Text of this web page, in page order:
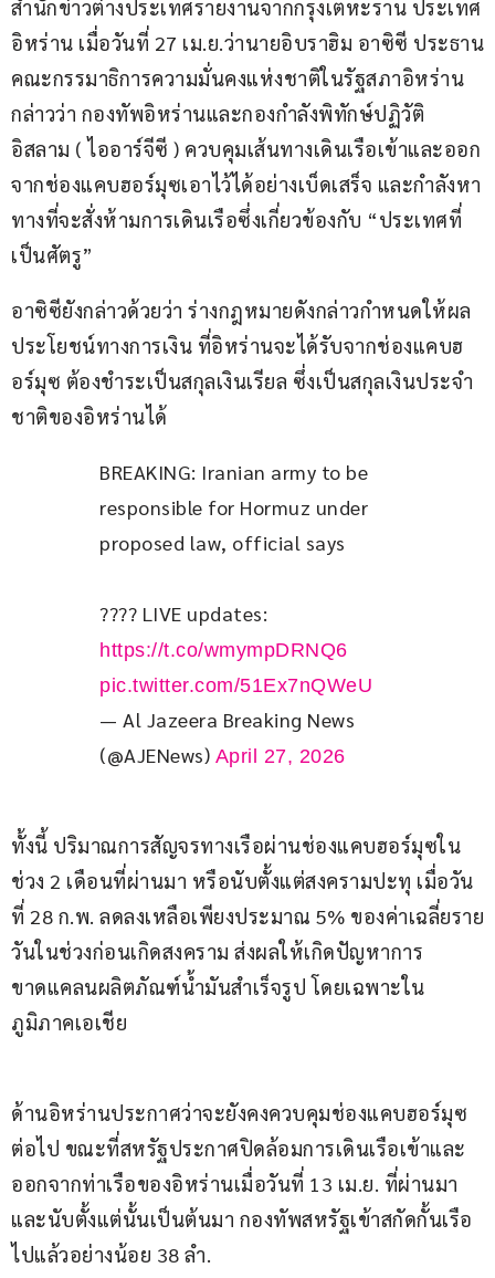
สำนักข่าวต่างประเทศรายงานจากกรุงเตหะราน ประเทศ
อิหร่าน เมื่อวันที่ 27 เม.ย.ว่านายอิบราฮิม อาซิซี ประธาน
คณะกรรมาธิการความมั่นคงแห่งชาติในรัฐสภาอิหร่าน
กล่าวว่า กองทัพอิหร่านและกองกำลังพิทักษ์ปฏิวัติ
อิสลาม ( ไออาร์จีซี ) ควบคุมเส้นทางเดินเรือเข้าและออก
จากช่องแคบฮอร์มุซเอาไว้ได้อย่างเบ็ดเสร็จ และกำลังหา
ทางที่จะสั่งห้ามการเดินเรือซึ่งเกี่ยวข้องกับ “ประเทศที่
เป็นศัตรู”
อาซิซียังกล่าวด้วยว่า ร่างกฎหมายดังกล่าวกำหนดให้ผล
ประโยชน์ทางการเงิน ที่อิหร่านจะได้รับจากช่องแคบฮ
อร์มุซ ต้องชำระเป็นสกุลเงินเรียล ซึ่งเป็นสกุลเงินประจำ
ชาติของอิหร่านได้
BREAKING: Iranian army to be
responsible for Hormuz under
proposed law, official says
???? LIVE updates:
https://t.co/wmympDRNQ6
pic.twitter.com/51Ex7nQWeU
— Al Jazeera Breaking News
(@AJENews) April 27, 2026
ทั้งนี้ ปริมาณการสัญจรทางเรือผ่านช่องแคบฮอร์มุซใน
ช่วง 2 เดือนที่ผ่านมา หรือนับตั้งแต่สงครามปะทุ เมื่อวัน
ที่ 28 ก.พ. ลดลงเหลือเพียงประมาณ 5% ของค่าเฉลี่ยราย
วันในช่วงก่อนเกิดสงคราม ส่งผลให้เกิดปัญหาการ
ขาดแคลนผลิตภัณฑ์น้ำมันสำเร็จรูป โดยเฉพาะใน
ภูมิภาคเอเชีย
ด้านอิหร่านประกาศว่าจะยังคงควบคุมช่องแคบฮอร์มุซ
ต่อไป ขณะที่สหรัฐประกาศปิดล้อมการเดินเรือเข้าและ
ออกจากท่าเรือของอิหร่านเมื่อวันที่ 13 เม.ย. ที่ผ่านมา
และนับตั้งแต่นั้นเป็นต้นมา กองทัพสหรัฐเข้าสกัดกั้นเรือ
ไปแล้วอย่างน้อย 38 ลำ.